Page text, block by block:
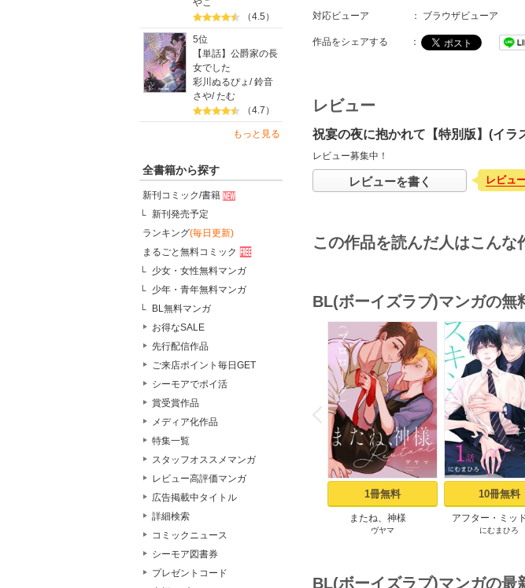
やこ
（4.5）
5位
【単話】公爵家の長
女でした
彩川ぬるぴょ /鈴音
さや/たむ
（4.7）
もっと見る
全書籍から探す
新刊コミック/書籍
新刊発売予定
ランキング(毎日更新)
まるごと無料コミック
少女・女性無料マンガ
少年・青年無料マンガ
BL無料マンガ
お得なSALE
先行配信作品
ご来店ポイント毎日GET
シーモアでポイ活
賞受賞作品
メディア化作品
特集一覧
スタッフオススメマンガ
レビュー高評価マンガ
広告掲載中タイトル
詳細検索
コミックニュース
シーモア図書券
プレゼントコード
対応ビューア
： ブラウザビューア
作品をシェアする ：
レビュー
祝宴の夜に抱かれて【特別版】(イラ
レビュー募集中！
レビューを書く レビュ
この作品を読んだ人はこんな
BL(ボーイズラブ)マンガの無
P
r
e
v
i
o
u
s
1冊無料
またね、神様
Restart［ばら売り］ プ
ヴヤマ
10冊無料
アフター・ミッ
ト・スキン［ばら
にむまひろ
BL(ボーイズラブ)マンガの最